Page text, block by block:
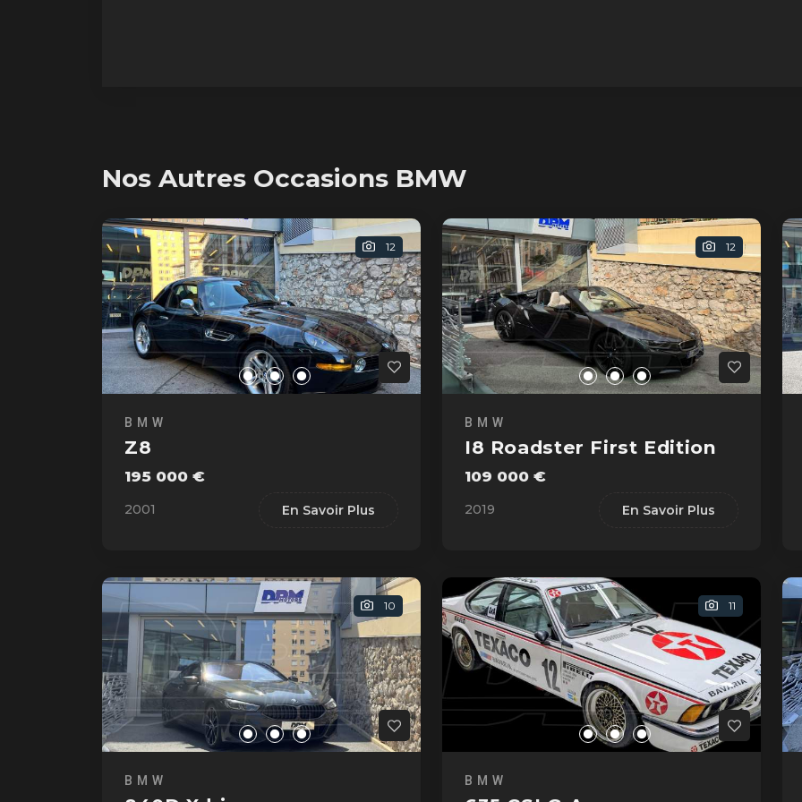
Nos Autres Occasions BMW
12
BMW
Z8
195 000 €
2001 En Savoir Plus
12
BMW
I8 Roadster First Edition
109 000 €
2019 En Savoir Plus
10
BMW
11
BMW